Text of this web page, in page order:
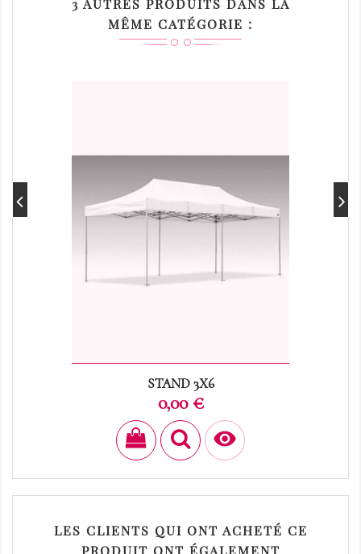
MÊME CATÉGORIE :
STAND 3X6
Prix
0,00 €

LES CLIENTS QUI ONT ACHETÉ CE
PRODUIT ONT ÉGALEMENT